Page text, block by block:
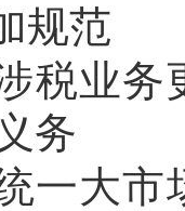
规范
税业务
务
一大